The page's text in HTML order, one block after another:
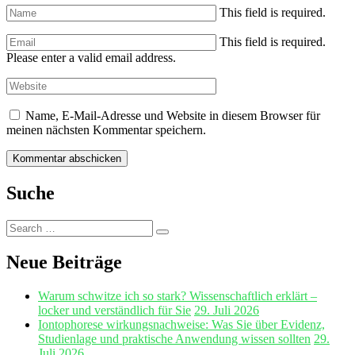
This field is required.
This field is required.
Please enter a valid email address.
Name, E-Mail-Adresse und Website in diesem Browser für
meinen nächsten Kommentar speichern.
Suche
Search
for:
Search
Neue Beiträge
Warum schwitze ich so stark? Wissenschaftlich erklärt –
locker und verständlich für Sie 29. Juli 2026
Iontophorese wirkungsnachweise: Was Sie über Evidenz,
Studienlage und praktische Anwendung wissen sollten 29.